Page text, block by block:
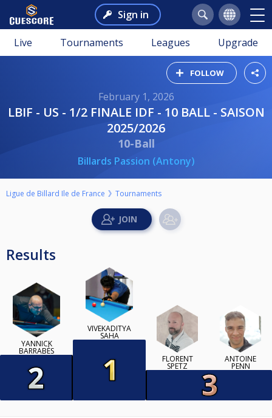
Sign in
Live Tournaments Leagues Upgrade
FOLLOW
February 1, 2026
LBIF - US - 1/2 FINALE IDF - 10 BALL - SAISON
2025/2026
10-Ball
Billards Passion (Antony)
Ligue de Billard Ile de France Tournaments
Results
YANNICK
BARRABÈS
VIVEKADITYA
SAHA
FLORENT
SPETZ
ANTOINE
PENN